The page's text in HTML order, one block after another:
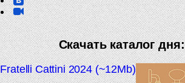
Скачать каталог дня:
Fratelli Cattini 2024 (~12Mb)